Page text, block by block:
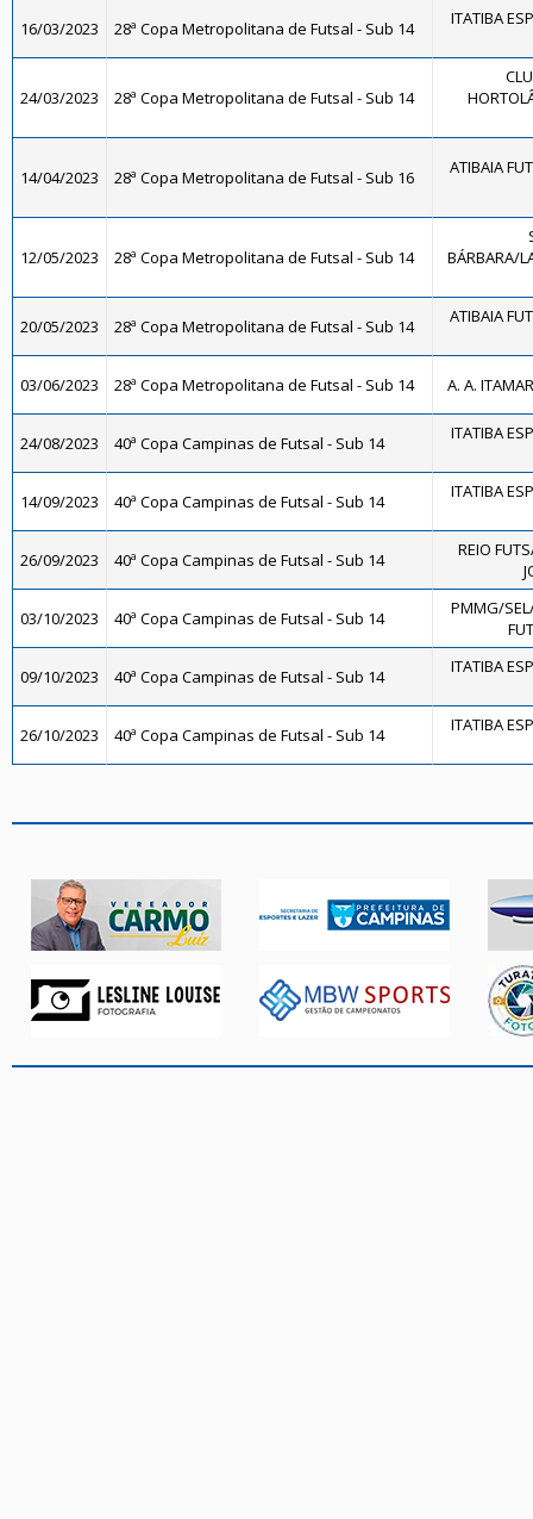
16/03/2023 28ª Copa Metropolitana de Futsal - Sub 14 ITATIBA
24/03/2023 28ª Copa Metropolitana de Futsal - Sub 14
14/04/2023 28ª Copa Metropolitana de Futsal - Sub 16 ATIBAIA
12/05/2023 28ª Copa Metropolitana de Futsal - Sub 14
BÁRBARA/
20/05/2023 28ª Copa Metropolitana de Futsal - Sub 14 ATIBAIA
03/06/2023 28ª Copa Metropolitana de Futsal - Sub 14 A. A.
24/08/2023 40ª Copa Campinas de Futsal - Sub 14 ITATIBA
14/09/2023 40ª Copa Campinas de Futsal - Sub 14 ITATIBA
26/09/2023 40ª Copa Campinas de Futsal - Sub 14
REIO
03/10/2023 40ª Copa Campinas de Futsal - Sub 14
PMMG/
09/10/2023 40ª Copa Campinas de Futsal - Sub 14 ITATIBA
26/10/2023 40ª Copa Campinas de Futsal - Sub 14 ITATIBA